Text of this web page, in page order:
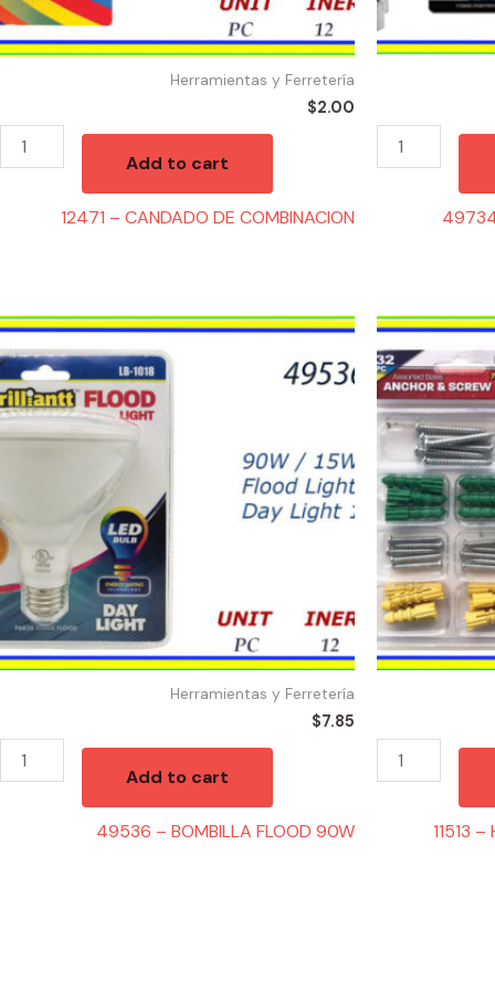
Herramientas y Ferretería
$2.00
Add to cart
12471 – CANDADO DE COMBINACION
Herramientas y Ferretería
$7.85
49536
-
BOMBILLA
FLOOD
Add to cart
49536 – BOMBILLA FLOOD 90W
11513
-
HW-
7719
Plastic
Anchors
And
Screws
quantity
11513